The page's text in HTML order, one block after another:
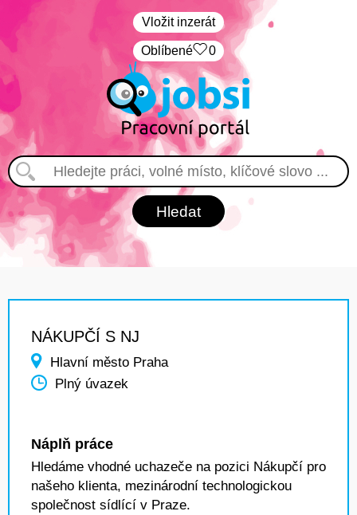
Vložit inzerát
Oblíbené 0
NÁKUPČÍ S NJ
Hlavní město Praha
Plný úvazek
Náplň práce
Hledáme vhodné uchazeče na pozici Nákupčí pro
našeho klienta, mezinárodní technologickou
společnost sídlící v Praze.